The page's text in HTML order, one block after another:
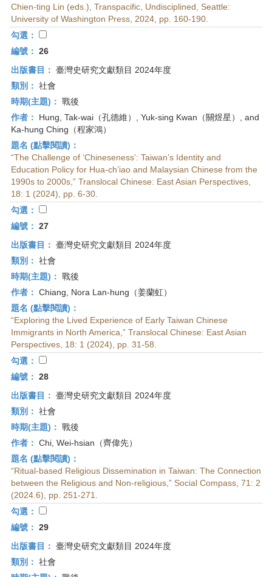
Chien-ting Lin (eds.), Transpacific, Undisciplined, Seattle:
University of Washington Press, 2024, pp. 160-190.
勾選：
編號： 26
出版書目： 臺灣史研究文獻類目 2024年度
類別： 社會
時期(主題)： 戰後
作者：
Hung, Tak-wai（孔德維）, Yuk-sing Kwan（關煜星）, and
Ka-hung Ching（程家鴻）
題名 (點擊閱讀)：
“The Challenge of ‘Chineseness’: Taiwan’s Identity and
Education Policy for Hua-ch’iao and Malaysian Chinese from the
1990s to 2000s,” Translocal Chinese: East Asian Perspectives,
18: 1 (2024), pp. 6-30.
勾選：
編號： 27
出版書目： 臺灣史研究文獻類目 2024年度
類別： 社會
時期(主題)： 戰後
作者： Chiang, Nora Lan-hung（姜蘭虹）
題名 (點擊閱讀)：
“Exploring the Lived Experience of Early Taiwan Chinese
Immigrants in North America,” Translocal Chinese: East Asian
Perspectives, 18: 1 (2024), pp. 31-58.
勾選：
編號： 28
出版書目： 臺灣史研究文獻類目 2024年度
類別： 社會
時期(主題)： 戰後
作者： Chi, Wei-hsian（齊偉先）
題名 (點擊閱讀)：
“Ritual-based Religious Dissemination in Taiwan: The Connection
between the Religious and Non-religious,” Social Compass, 71: 2
(2024.6), pp. 251-271.
勾選：
編號： 29
出版書目： 臺灣史研究文獻類目 2024年度
類別： 社會